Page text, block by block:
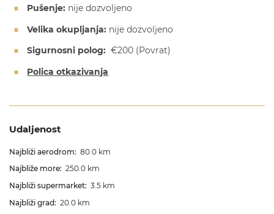
Pušenje: nije dozvoljeno
Velika okupljanja: nije dozvoljeno
Sigurnosni polog: €200 (Povrat)
Polica otkazivanja
Udaljenost
Najbliži aerodrom: 80.0 km
Najbliže more: 250.0 km
Najbliži supermarket: 3.5 km
Najbliži grad: 20.0 km